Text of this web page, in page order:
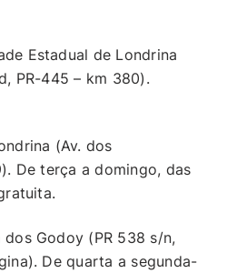
Estadual de Londrina
PR-445 – km 380).
(Av. dos
De terça a domingo, das
gratuita.
Godoy (PR 538 s/n,
De quarta a segunda-